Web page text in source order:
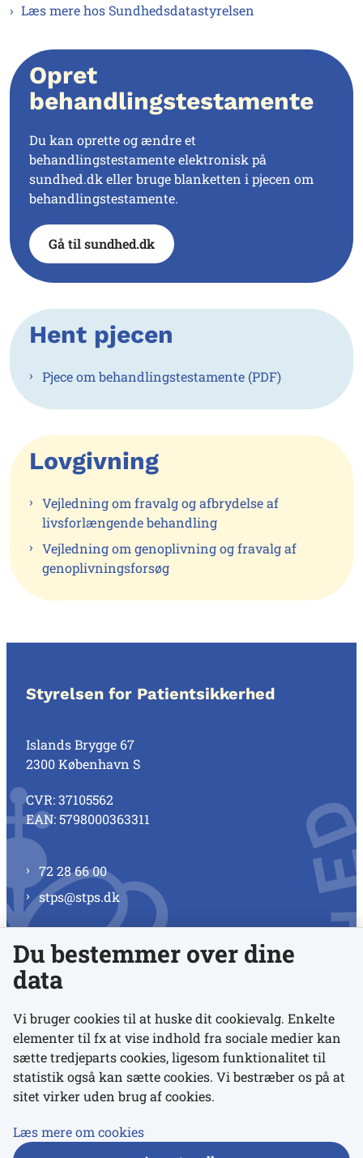
Læs mere hos Sundhedsdatastyrelsen
Opret
behandlingstestamente
Du kan oprette og ændre et
behandlingstestamente elektronisk på
sundhed.dk eller bruge blanketten i pjecen om
behandlingstestamente.
Gå til sundhed.dk
Hent pjecen
Pjece om behandlingstestamente (PDF)
Lovgivning
Vejledning om fravalg og afbrydelse af
livsforlængende behandling
Vejledning om genoplivning og fravalg af
genoplivningsforsøg
Styrelsen for Patientsikkerhed
Islands Brygge 67
2300 København S
CVR: 37105562
EAN: 5798000363311
72 28 66 00
stps@stps.dk
Se alle kontaktnumre
Links
Udgivelser
Du bestemmer over dine
data
Vi bruger cookies til at huske dit cookievalg. Enkelte
elementer til fx at vise indhold fra sociale medier kan
sætte tredjeparts cookies, ligesom funktionalitet til
statistik også kan sætte cookies. Vi bestræber os på at
sitet virker uden brug af cookies.
Læs mere om cookies